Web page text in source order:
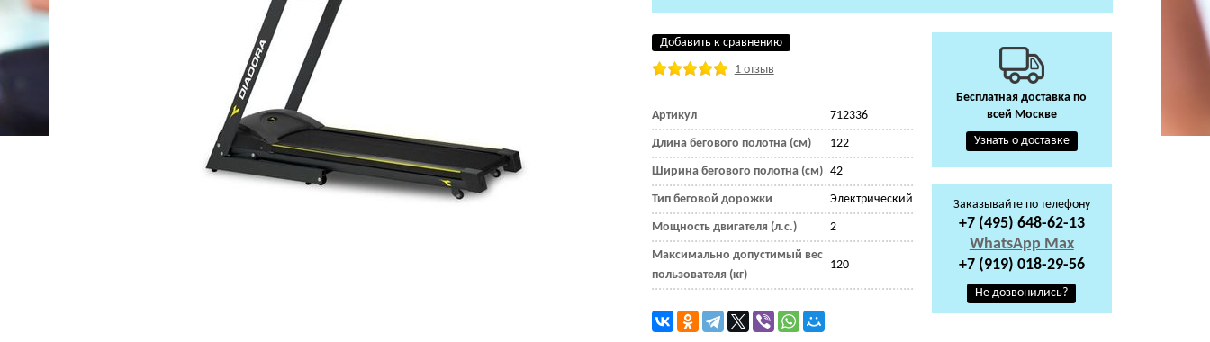
Добавить к сравнению
1 отзыв
Артикул 712336
Длина бегового полотна (см) 122
Ширина бегового полотна (см) 42
Тип беговой дорожки Электрический
Мощность двигателя (л.с.) 2
Максимально допустимый вес
пользователя (кг)
120
Бесплатная доставка по
всей Москве
Узнать о доставке
Заказывайте по телефону
+7 (495) 648-62-13
WhatsApp Max
+7 (919) 018-29-56
Не дозвонились?